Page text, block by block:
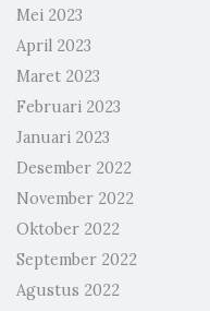
Mei 2023
April 2023
Maret 2023
Februari 2023
Januari 2023
Desember 2022
November 2022
Oktober 2022
September 2022
Agustus 2022